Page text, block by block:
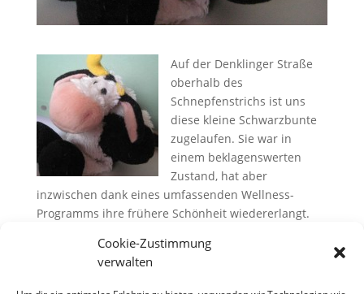
Cookie-Zustimmung
verwalten
Auf der Denklinger Straße
oberhalb des
Schnepfenstrichs ist uns
diese kleine Schwarzbunte
zugelaufen. Sie war in
einem beklagenswerten
Zustand, hat aber
inzwischen dank eines umfassenden Wellness-
Programms ihre frühere Schönheit wiedererlangt.
verzweifelte Besitzer/in möge sich bitte melden bei
Gaby & Carsten Ingwersen, Kirchblick 10.